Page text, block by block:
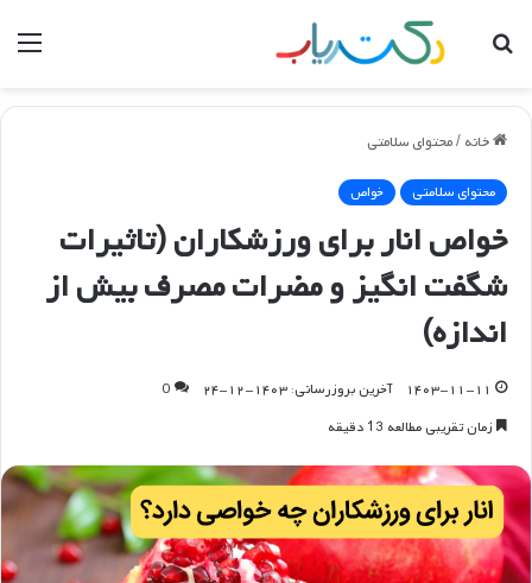
جستجو
خانه /محتوای سلامتی
محتوای سلامتی خواص
خواص انار برای ورزشکاران (تاثیرات
شگفت انگیز و مضرات مصرف بیش از
اندازه)
۱۴۰۳-۱۱-۱۱ آخرین بروزرسانی: ۱۴۰۳-۱۲-۲۴
0
زمان تقریبی مطالعه 13 دقیقه